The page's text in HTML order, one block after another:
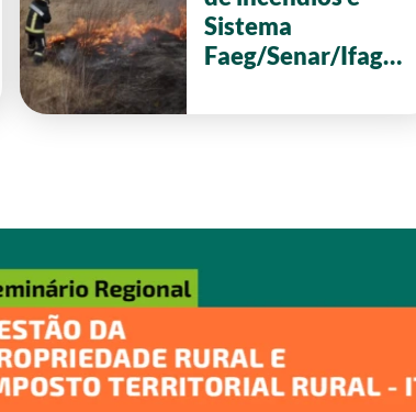
Sistema
Faeg/Senar/Ifag